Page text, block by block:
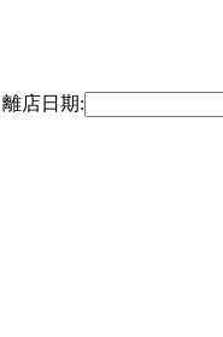
離店日期: